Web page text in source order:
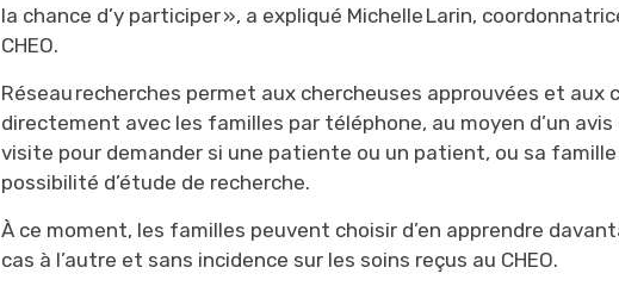
la chance d’y participer », a expliqué Michelle Larin,
CHEO.
Réseau recherches permet aux chercheuses approuvées et aux
directement avec les familles par téléphone, au moyen d’un avis
visite pour demander si une patiente ou un patient, ou sa
possibilité d’étude de recherche.
À ce moment, les familles peuvent choisir d’en apprendre
cas à l’autre et sans incidence sur les soins reçus au CHEO.